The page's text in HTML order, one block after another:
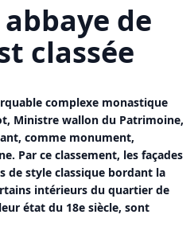
abbaye de
classée
complexe monastique
Ministre wallon du Patrimoine,
comme monument,
Par ce classement, les façades
de style classique bordant la
intérieurs du quartier de
état du 18e siècle, sont